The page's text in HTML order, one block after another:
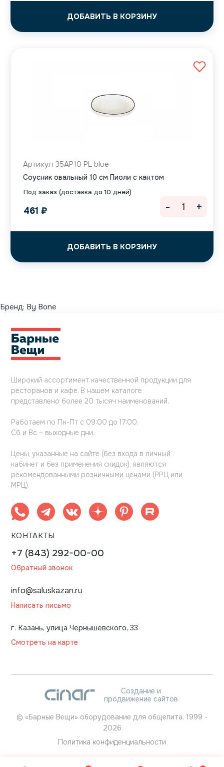
ДОБАВИТЬ В КОРЗИНУ
Под заказ (доставка до 10 дней)
Артикул 35AP10 PL blue
Соусник овальный 10 см Пиоли с кантом
461 ₽
ДОБАВИТЬ В КОРЗИНУ
- +
Бренд: By Bone
Широкий ассортимент качественной продукции для
ресторанов и кафе. В нашем каталоге
представлено более 20 тысяч наименований.
Работаем по Пн-Пт с 09:00 до 17:00.
Сб и Вс – выходные дни.
Цены, указанные на сайте (без входа в личный
кабинет и без применения скидок), являются
рекомендованными розничными ценами (РРЦ или
МРЦ).
КОНТАКТЫ
+7 (843) 292-00-00
Обратный звонок
info@saluskazan.ru
Написать письмо
г. Казань, улица Чернышевского, 33
Смотреть на карте
Создание и
продвижение сайтов
© «Барные Вещи» оборудование для общепита. 1999 -
2026
Политика конфиденциальности